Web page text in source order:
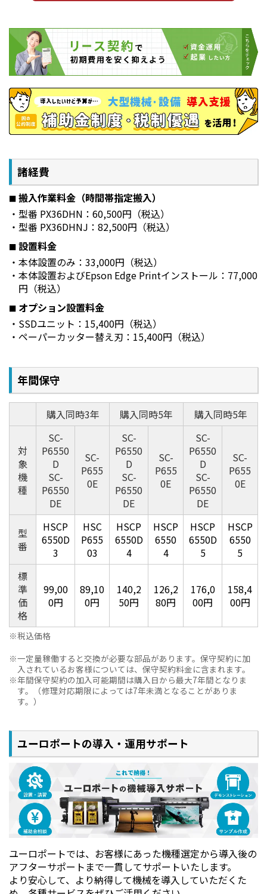
新エンジン搭載のPSユニット（注）による描
画正確性の向上、印刷処理速度の高速化
透明・特色レイヤー、オーバープリント処理など特殊
な加工を持つPDFファイル印刷に対しての印刷処理を速
く正確に実現しました。
Adobe®PostScript®対応
SC-P6550DE・SC-P6550Eは、PSユニット非搭載。
画像はSC-P8550Dです。
罫線ずれも抑えた高い線画品質
全色顔料インクの効果もあり滲みにくい為、CAD印刷に
も最適です。
ボード紙対応
店頭・展示会用の掲示物に最適なボード紙も印刷可能
です。
単表紙・ボード紙をご利用の際は、背面のスペースが必要に
なります。
純正のボード紙（PX/MCプレミアムマットボード紙）は、B1
並びにB2サイズのみとなります。
大容量印刷に適した高生産を支える様々な機
能
諸経費
搬入作業料金（時間帯指定搬入）
型番 PX36DHN：60,500円（税込）
型番 PX36DHNJ：82,500円（税込）
設置料金
本体設置のみ：33,000円（税込）
本体設置およびEpson Edge Printインストール：77,000
円（税込）
オプション設置料金
SSDユニット：15,400円（税込）
ペーパーカッター替え刃：15,400円（税込）
年間保守
購入同時3年 購入同時5年 購入同時5年
対
象
機
種
SC-
P6550
D
SC-
P6550
DE
SC-
P655
0E
SC-
P6550
D
SC-
P6550
DE
SC-
P655
0E
SC-
P6550
D
SC-
P6550
DE
SC-
P655
0E
型
番
HSCP
6550D
3
HSC
P655
03
HSCP
6550D
4
HSCP
6550
4
HSCP
6550D
5
HSCP
6550
5
標
準
価
格
99,00
0円
89,10
0円
140,2
50円
126,2
80円
176,0
00円
158,4
00円
税込価格
一定量稼働すると交換が必要な部品があります。保守契約に加
入されているお客様については、保守契約料金に含まれます。
年間保守契約の加入可能期間は購入日から最大7年間となりま
す。（修理対応期限によっては7年未満となることがありま
す。）
ユーロポートの導入・運用サポート
ユーロポートでは、お客様にあった機種選定から導入後の
アフターサポートまで一貫してサポートいたします。
より安心して、より納得して機械を導入していただくた